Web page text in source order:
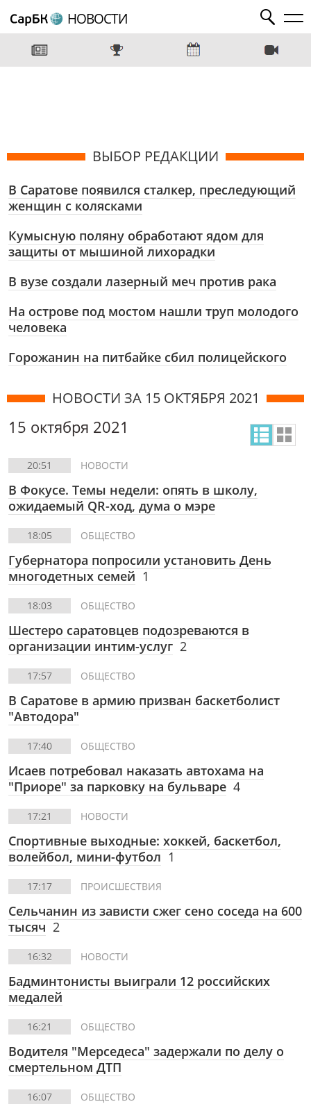
НОВОСТИ
ВЫБОР РЕДАКЦИИ
В Саратове появился сталкер, преследующий
женщин с колясками
Кумысную поляну обработают ядом для
защиты от мышиной лихорадки
В вузе создали лазерный меч против рака
На острове под мостом нашли труп молодого
человека
Горожанин на питбайке сбил полицейского
НОВОСТИ ЗА 15 ОКТЯБРЯ 2021
15 октября 2021
20:51 НОВОСТИ
В Фокусе. Темы недели: опять в школу,
ожидаемый QR-ход, дума о мэре
18:05 ОБЩЕСТВО
Губернатора попросили установить День
многодетных семей 1
18:03 ОБЩЕСТВО
Шестеро саратовцев подозреваются в
организации интим-услуг 2
17:57 ОБЩЕСТВО
В Саратове в армию призван баскетболист
"Автодора"
17:40 ОБЩЕСТВО
Исаев потребовал наказать автохама на
"Приоре" за парковку на бульваре 4
17:21 НОВОСТИ
Спортивные выходные: хоккей, баскетбол,
волейбол, мини-футбол 1
17:17 ПРОИСШЕСТВИЯ
Сельчанин из зависти сжег сено соседа на 600
тысяч 2
16:32 НОВОСТИ
Бадминтонисты выиграли 12 российских
медалей
16:21 ОБЩЕСТВО
Водителя "Мерседеса" задержали по делу о
смертельном ДТП
16:07 ОБЩЕСТВО